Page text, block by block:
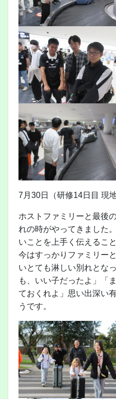
7月30日（研修14日目 現
ホストファミリーと最後
れの時がやってきました
いことを上手く伝えるこ
今はすっかりファミリー
いとても淋しい別れとな
も、いい子だったよ」「
ておくれよ」思い出深い
うです。